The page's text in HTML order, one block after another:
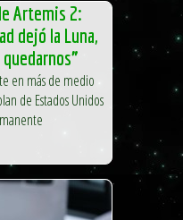
Artemis 2:
dejó la Luna,
en más de medio
de Estados Unidos